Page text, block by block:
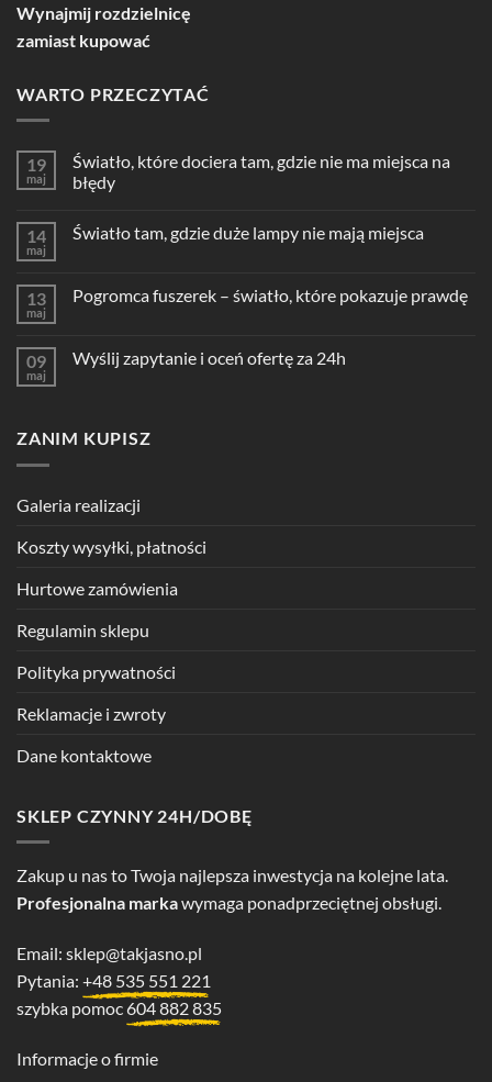
Wynajmij rozdzielnicę
zamiast kupować
WARTO PRZECZYTAĆ
19
maj
Światło, które dociera tam, gdzie nie ma miejsca na
błędy
14
maj
Światło tam, gdzie duże lampy nie mają miejsca
13
maj
Pogromca fuszerek – światło, które pokazuje prawdę
09
maj
Wyślij zapytanie i oceń ofertę za 24h
ZANIM KUPISZ
Galeria realizacji
Koszty wysyłki, płatności
Hurtowe zamówienia
Regulamin sklepu
Polityka prywatności
Reklamacje i zwroty
Dane kontaktowe
SKLEP CZYNNY 24H/DOBĘ
Zakup u nas to Twoja najlepsza inwestycja na kolejne lata.
Profesjonalna markawymaga ponadprzeciętnej obsługi.
Email: sklep@takjasno.pl
Pytania: +48 535 551 221
szybka pomoc 604 882 835
Informacje o firmie